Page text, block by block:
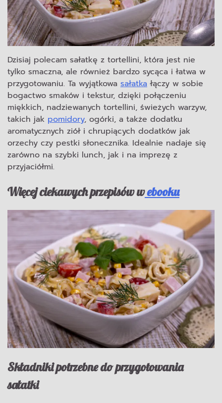
Dzisiaj polecam sałatkę z tortellini, która jest nie
tylko smaczna, ale również bardzo sycąca i łatwa w
przygotowaniu. Ta wyjątkowa sałatka łączy w sobie
bogactwo smaków i tekstur, dzięki połączeniu
miękkich, nadziewanych tortellini, świeżych warzyw,
takich jak pomidory, ogórki, a także dodatku
aromatycznych ziół i chrupiących dodatków jak
orzechy czy pestki słonecznika. Idealnie nadaje się
zarówno na szybki lunch, jak i na imprezę z
przyjaciółmi.
Więcej ciekawych przepisów webooku
Składniki potrzebne do przygotowania
sałatki